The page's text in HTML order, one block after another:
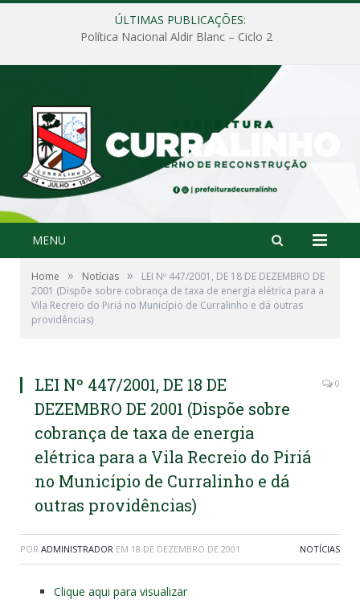
ÚLTIMAS PUBLICAÇÕES:
Política Nacional Aldir Blanc – Ciclo 2
MENU
Home » Notícias »
LEI Nº 447/2001, DE 18 DE DEZEMBRO DE
2001 (Dispõe sobre cobrança de taxa de energia elétrica para a
Vila Recreio do Piriá no Município de Curralinho e dá outras
providências)
LEI Nº 447/2001, DE 18 DE
DEZEMBRO DE 2001 (Dispõe sobre
cobrança de taxa de energia
elétrica para a Vila Recreio do Piriá
no Município de Curralinho e dá
outras providências)
0
POR ADMINISTRADOR EM 18 DE DEZEMBRO DE 2001 NOTÍCIAS
Clique aqui para visualizar